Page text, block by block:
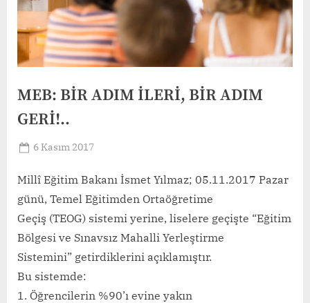
MEB: BİR ADIM İLERİ, BİR ADIM
GERİ!..
Posted
6 Kasım 2017
Millî Eğitim Bakanı İsmet Yılmaz; 05.11.2017 Pazar
günü, Temel Eğitimden Ortaöğretime
Geçiş (TEOG) sistemi yerine, liselere geçişte “Eğitim
Bölgesi ve Sınavsız Mahalli Yerleştirme
Sistemini” getirdiklerini açıklamıştır.
Bu sistemde:
1. Öğrencilerin %90’ı evine yakın